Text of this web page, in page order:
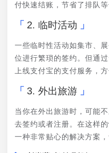
付快速结账，节省了排队等
2. 临时活动
一些临时性活动如集市、
位进行繁琐的签约。但通
上线支付宝的支付服务，
3. 外出旅游
当你在外出旅游时，可能
去签约或者注册。在这样
一种非常贴心的解决方案